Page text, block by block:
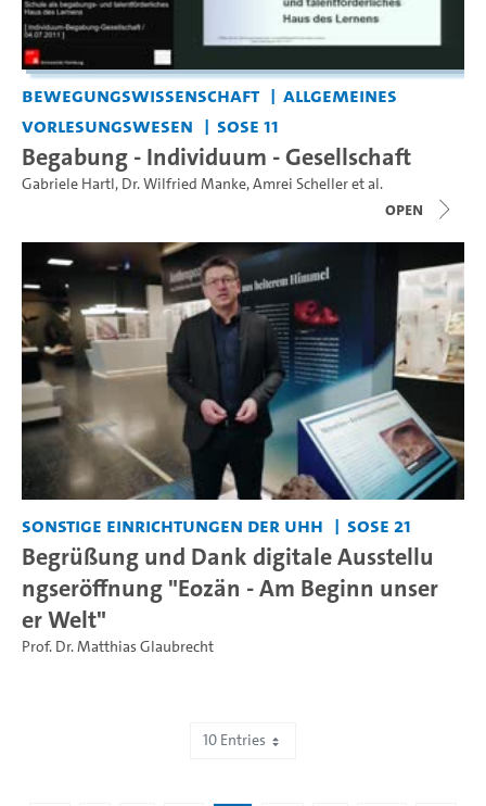
Bewegungswissenschaft
Allgemeines
Vorlesungswesen
SoSe 11
Begabung - Individuum - Gesellschaft
Gabriele Hartl, Dr. Wilfried Manke,Amrei Schelleret al.
open
Sonstige Einrichtungen der UHH SoSe 21
Begrüßung und Dank digitale Ausstellu
ngseröffnung "Eozän - Am Beginn unser
er Welt"
Prof. Dr. Matthias Glaubrecht
10 Entries